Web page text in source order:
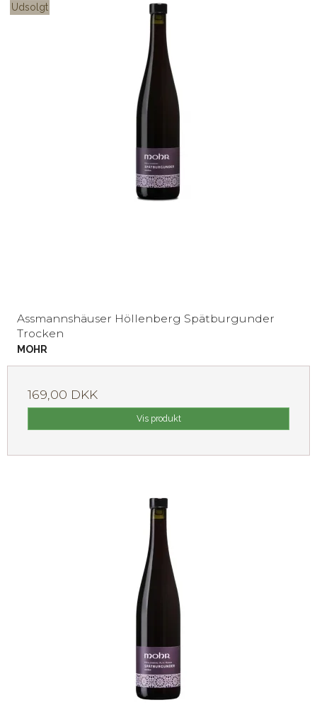
Udsolgt
Assmannshäuser Höllenberg Spätburgunder
Trocken
MOHR
169,00 DKK
Vis produkt